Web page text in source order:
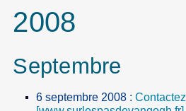
2008
Septembre
6 septembre 2008: Contactez